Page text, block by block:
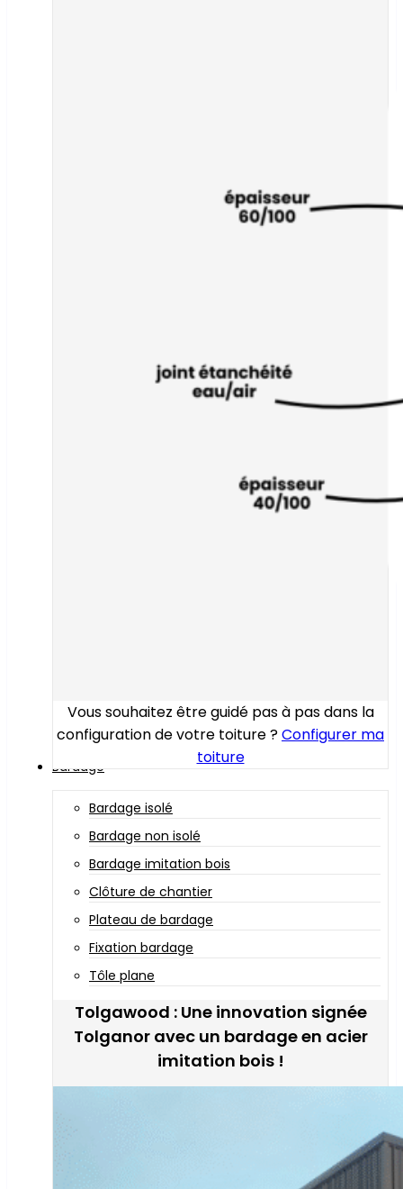
Vous souhaitez être guidé pas à pas dans la
configuration de votre toiture ?Configurer ma
toiture
Bardage
Bardage isolé
Bardage non isolé
Bardage imitation bois
Clôture de chantier
Plateau de bardage
Fixation bardage
Tôle plane
Tolgawood : Une innovation signée
Tolganor avec un bardage en acier
imitation bois !